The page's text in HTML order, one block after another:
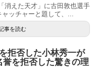
消えた天才」に古田敦也選手
ッチャーと題して、...
事を読む
拒否した小林秀一が
誉を拒否した驚きの理